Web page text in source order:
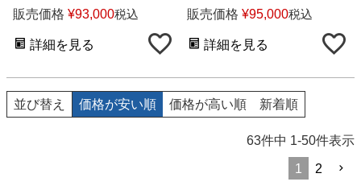
販売価格 ¥93,000税込
詳細を見る
販売価格 ¥95,000税込
詳細を見る
並び替え 価格が安い順 価格が高い順 新着順
63件中 1-50件表示
1
2